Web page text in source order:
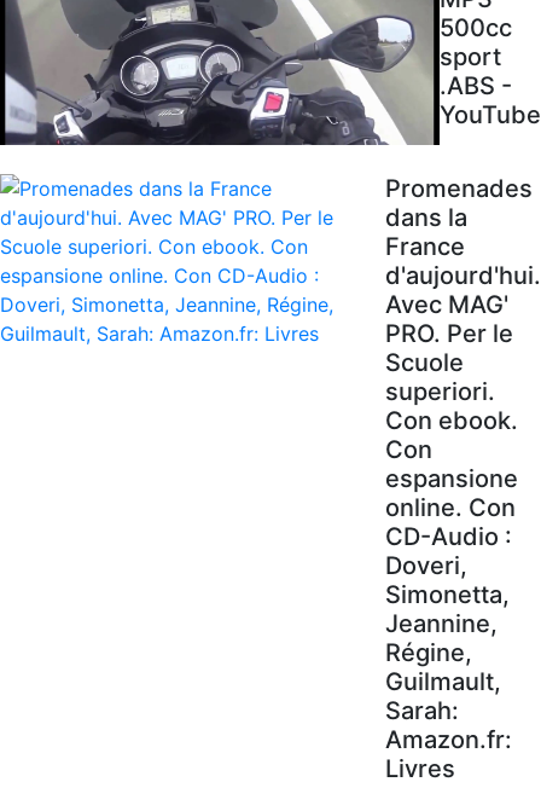
500cc
sport
.ABS -
YouTube
Promenades
dans la
France
d'aujourd'hui.
Avec MAG'
PRO. Per le
Scuole
superiori.
Con ebook.
Con
espansione
online. Con
CD-Audio :
Doveri,
Simonetta,
Jeannine,
Régine,
Guilmault,
Sarah:
Amazon.fr:
Livres